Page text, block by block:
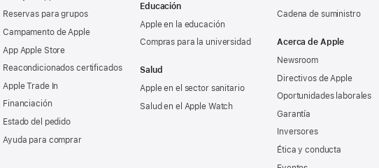
Reservas para grupos
Campamento de Apple
App Apple Store
Reacondicionados certificados
Apple Trade In
Financiación
Estado del pedido
Ayuda para comprar
Educación
Apple en la educación
Compras para la universidad
Salud
Apple en el sector sanitario
Salud en el Apple Watch
Cadena de suministro
Acerca de Apple
Newsroom
Directivos de Apple
Oportunidades laborales
Garantía
Inversores
Ética y conducta